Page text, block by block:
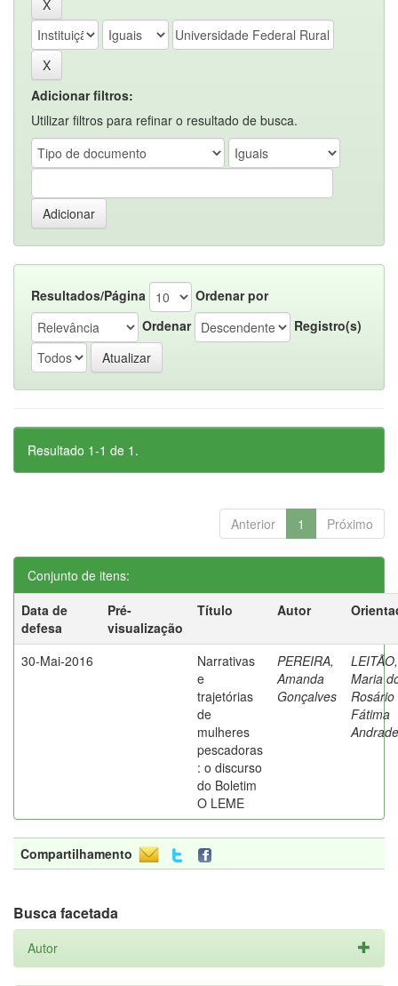
Adicionar filtros:
Utilizar filtros para refinar o resultado de busca.
Resultados/Página
Ordenar por
Ordenar
Registro(s)
Resultado 1-1 de 1.
Anterior 1 Próximo
Conjunto de itens:
Data de
defesa
Pré-
visualização
Título Autor
30-Mai-2016
Narrativas
e
trajetórias
de
mulheres
pescadoras
: o discurso
do Boletim
O LEME
PEREIRA,
Amanda
Gonçalves
LEITÃO,
Maria
Rosário
Fátima
Andrade
Compartilhamento
Busca facetada
Autor